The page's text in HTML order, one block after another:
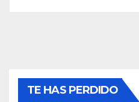
TE HAS PERDIDO